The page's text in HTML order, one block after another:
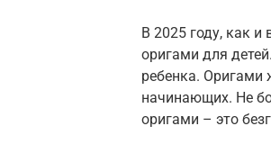
В 2025 году, как
оригами для
ребенка. Оригами
начинающих. Не
оригами – это